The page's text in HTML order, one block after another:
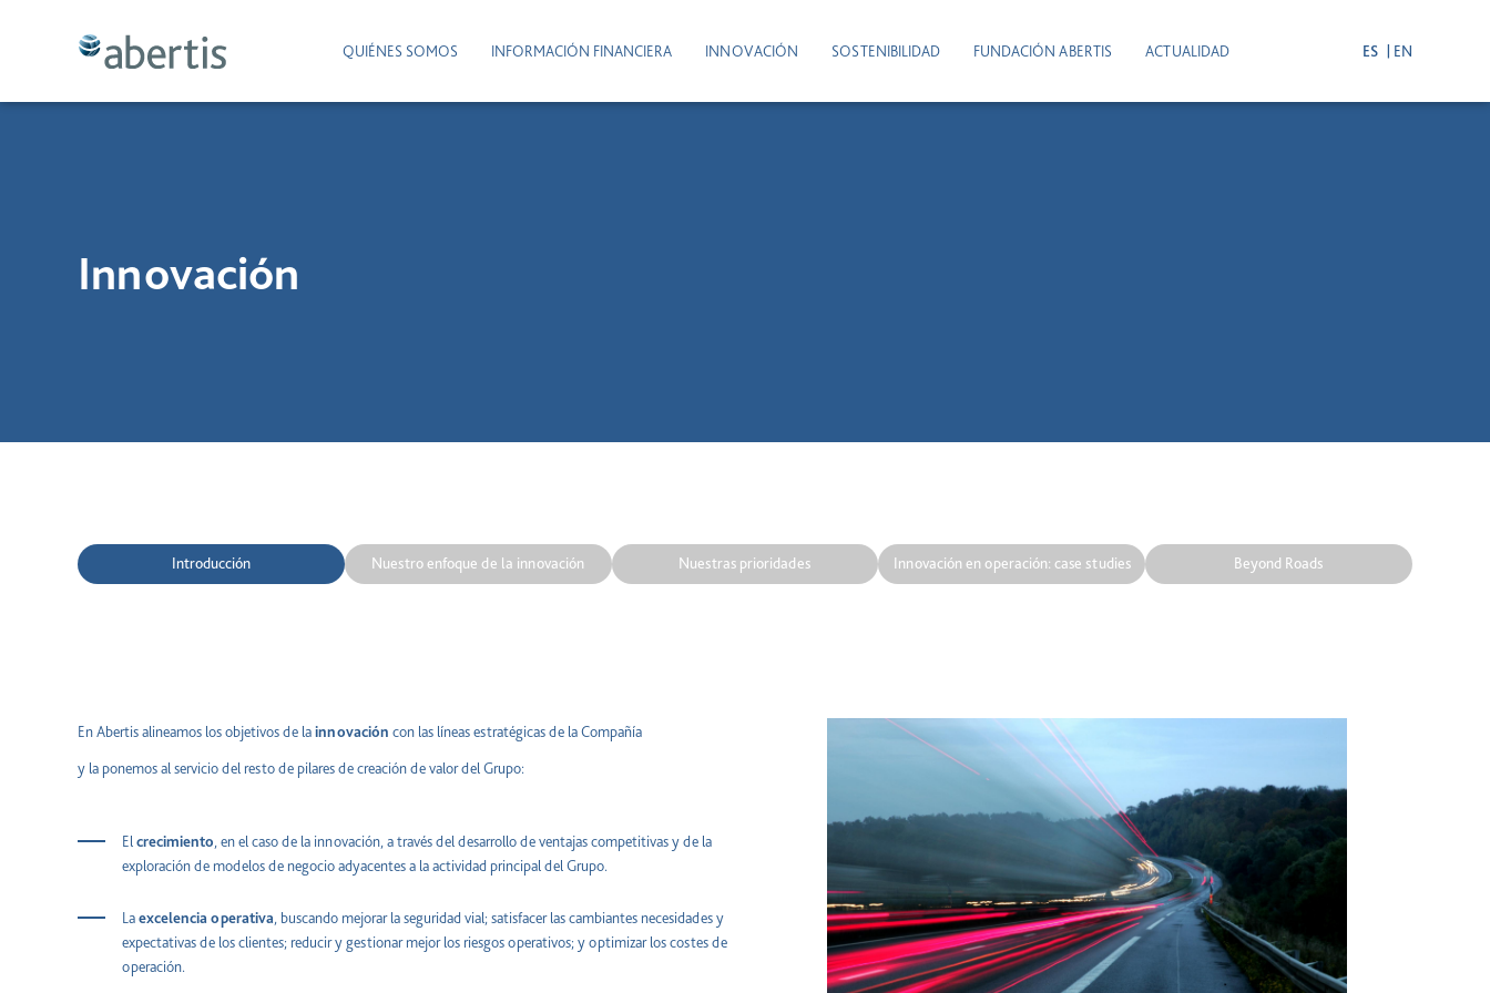
QUIÉNES SOMOS INFORMACIÓN FINANCIERA INNOVACIÓN SOSTENIBILIDAD FUNDACIÓN ABERTIS ACTUALIDAD ES EN
Innovación
Introducción Nuestro enfoque de la innovación Nuestras prioridades Innovación en operación: case studies Beyond Roads
En Abertis alineamos los objetivos de lainnovacióncon las líneas estratégicas de la Compañía
y la ponemos al servicio del resto de pilares de creación de valor del Grupo:
Elcrecimiento, en el caso de la innovación, a través del desarrollo de ventajas competitivas y de la
exploración de modelos de negocio adyacentes a la actividad principal del Grupo.
Laexcelenciaoperativa, buscando mejorar la seguridad vial; satisfacer las cambiantes necesidades y
expectativas de los clientes; reducir y gestionar mejor los riesgos operativos; y optimizar los costes de
operación.